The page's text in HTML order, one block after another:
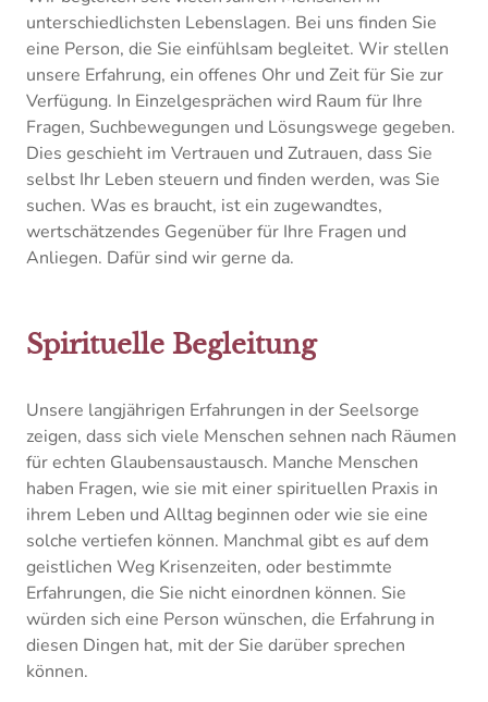
unterschiedlichsten Lebenslagen. Bei uns finden Sie
eine Person, die Sie einfühlsam begleitet. Wir stellen
unsere Erfahrung, ein offenes Ohr und Zeit für Sie zur
Verfügung. In Einzelgesprächen wird Raum für Ihre
Fragen, Suchbewegungen und Lösungswege gegeben.
Dies geschieht im Vertrauen und Zutrauen, dass Sie
selbst Ihr Leben steuern und finden werden, was Sie
suchen. Was es braucht, ist ein zugewandtes,
wertschätzendes Gegenüber für Ihre Fragen und
Anliegen. Dafür sind wir gerne da.
Spirituelle Begleitung
Unsere langjährigen Erfahrungen in der Seelsorge
zeigen, dass sich viele Menschen sehnen nach Räumen
für echten Glaubensaustausch. Manche Menschen
haben Fragen, wie sie mit einer spirituellen Praxis in
ihrem Leben und Alltag beginnen oder wie sie eine
solche vertiefen können. Manchmal gibt es auf dem
geistlichen Weg Krisenzeiten, oder bestimmte
Erfahrungen, die Sie nicht einordnen können. Sie
würden sich eine Person wünschen, die Erfahrung in
diesen Dingen hat, mit der Sie darüber sprechen
können.